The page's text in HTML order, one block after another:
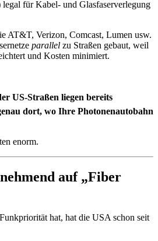
für Kabel- und Glasfaserverlegung
AT&T, Verizon, Comcast, Lumen usw.
parallel zu Straßen gebaut, weil
und Kosten minimiert.
US-Straßen liegen bereits
dort, wo Ihre Photonenautobahn
enorm.
auf „Fiber
hat, hat die USA schon seit